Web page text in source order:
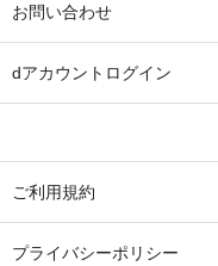
お問い合わせ
dアカウントログイン
ご利用規約
プライバシーポリシー